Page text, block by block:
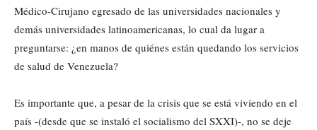
Médico-Cirujano egresado de las universidades nacionales y
demás universidades latinoamericanas, lo cual da lugar a
preguntarse: ¿en manos de quiénes están quedando los servicios
de salud de Venezuela?
Es importante que, a pesar de la crisis que se está viviendo en el
país -(desde que se instaló el socialismo del SXXI)-, no se deje